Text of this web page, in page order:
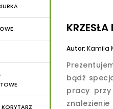
Autor: Kamila
bądź
pracy